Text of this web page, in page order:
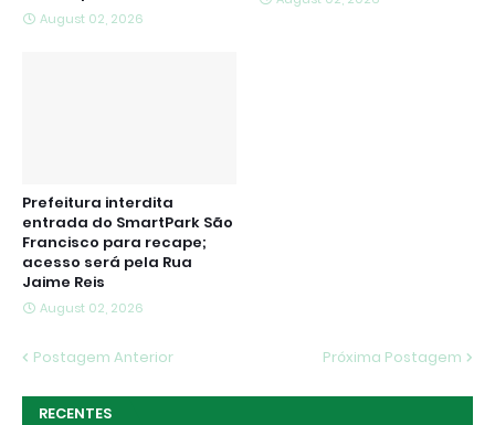
August 02, 2026
Prefeitura interdita
entrada do SmartPark São
Francisco para recape;
acesso será pela Rua
Jaime Reis
August 02, 2026
Postagem Anterior Próxima Postagem
RECENTES